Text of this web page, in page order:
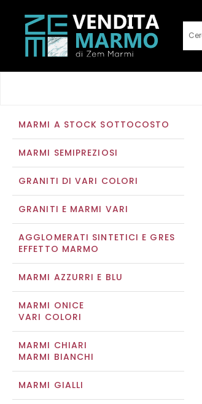
MARMI A STOCK SOTTOCOSTO
MARMI SEMIPREZIOSI
GRANITI DI VARI COLORI
GRANITI E MARMI VARI
AGGLOMERATI SINTETICI E GRES
EFFETTO MARMO
MARMI AZZURRI E BLU
MARMI ONICE
VARI COLORI
MARMI CHIARI
MARMI BIANCHI
MARMI GIALLI